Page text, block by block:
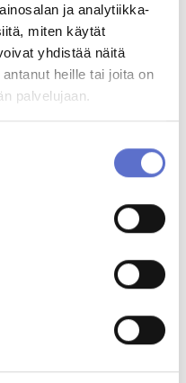
ja analytiikka-
miten käytät
yhdistää näitä
heille tai joita on
palvelujaan.